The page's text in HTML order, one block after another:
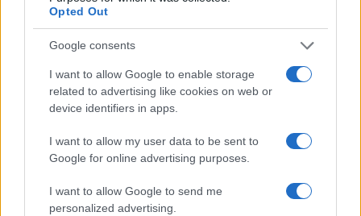
Opted Out
Google consents
I want to allow Google to enable storage
related to advertising like cookies on web or
device identifiers in apps.
I want to allow my user data to be sent to
Google for online advertising purposes.
I want to allow Google to send me
personalized advertising.
TελευταίεςΕιδήσειςγια την Παιδεία και την εργασία